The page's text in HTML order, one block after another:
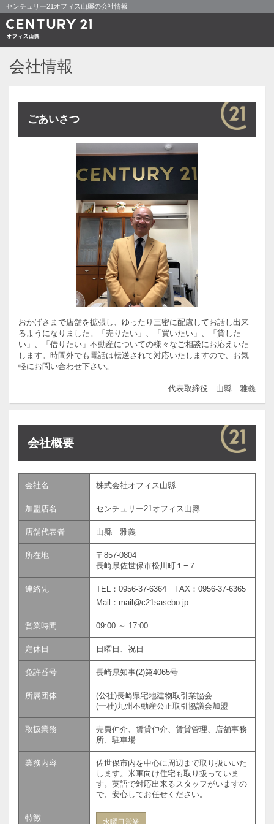
センチュリー21オフィス山縣の会社情報
会社情報
ごあいさつ
おかげさまで店舗を拡張し、ゆったり三密に配慮してお話し出来
るようになりました。「売りたい」、「買いたい」、「貸した
い」、「借りたい」不動産についての様々なご相談にお応えいた
します。時間外でも電話は転送されて対応いたしますので、お気
軽にお問い合わせ下さい。
代表取締役 山縣 雅義
会社概要
会社名 株式会社オフィス山縣
加盟店名 センチュリー21オフィス山縣
店舗代表者 山縣 雅義
所在地 〒 857-0804
長崎県佐世保市松川町１−７
連絡先 TEL： 0956-37-6364
FAX：0956-37-6365
Mail：mail@c21sasebo.jp
営業時間 09:00 ～ 17:00
定休日 日曜日、祝日
免許番号 長崎県知事(2)第4065号
所属団体
(公社)長崎県宅地建物取引業協会
(一社)九州不動産公正取引協議会加盟
取扱業務
売買仲介、賃貸仲介、賃貸管理、店舗事務
所、駐車場
業務内容
佐世保市内を中心に周辺まで取り扱いいた
します。米軍向け住宅も取り扱っていま
す。英語で対応出来るスタッフがいますの
で、安心してお任せください。
特徴 水曜日営業